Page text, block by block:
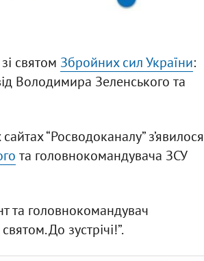
святом Збройних сил України:
Володимира Зеленського та
“Росводоканалу” з’явилося
та головнокомандувача ЗСУ
та головнокомандувач
До зустрічі!”.